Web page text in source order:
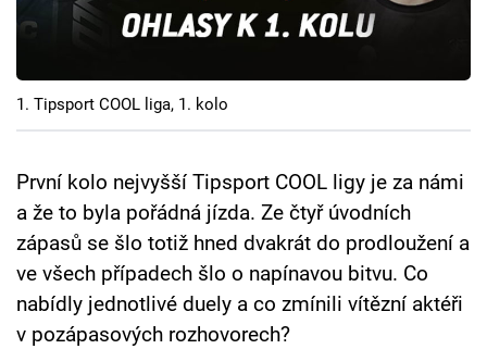
Cool Esport
Pořady
TV Program
Sledujte prima+
Přihlášení
Sledujte nás
1. Tipsport COOL liga, 1. kolo
První kolo nejvyšší Tipsport COOL ligy je za námi
a že to byla pořádná jízda. Ze čtyř úvodních
zápasů se šlo totiž hned dvakrát do prodloužení a
ve všech případech šlo o napínavou bitvu. Co
nabídly jednotlivé duely a co zmínili vítězní aktéři
v pozápasových rozhovorech?